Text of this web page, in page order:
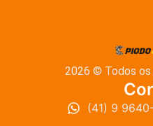
2026 © Todos
(41) 9